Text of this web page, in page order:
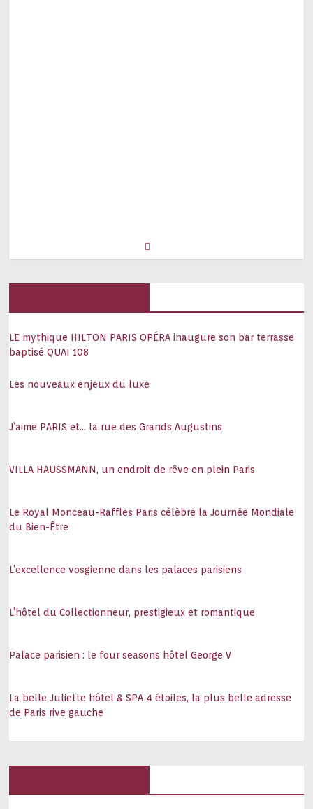
LE mythique HILTON PARIS OPÉRA inaugure son bar terrasse
baptisé QUAI 108
Les nouveaux enjeux du luxe
J’aime PARIS et… la rue des Grands Augustins
VILLA HAUSSMANN, un endroit de rêve en plein Paris
Le Royal Monceau-Raffles Paris célèbre la Journée Mondiale
du Bien-Être
L’excellence vosgienne dans les palaces parisiens
L’hôtel du Collectionneur, prestigieux et romantique
Palace parisien : le four seasons hôtel George V
La belle Juliette hôtel & SPA 4 étoiles, la plus belle adresse
de Paris rive gauche